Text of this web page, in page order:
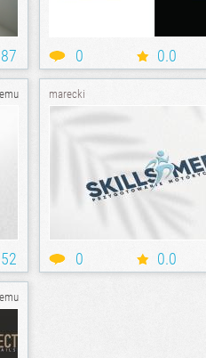
0 0.0
marecki
0 0.0